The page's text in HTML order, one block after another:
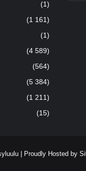
(1)
(1 161)
(1)
(4 589)
(564)
(5 384)
(1 211)
(15)
| Proudly Hosted by